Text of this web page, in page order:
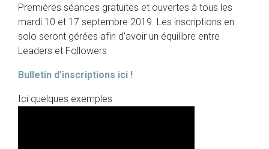
Premières séances gratuites et ouvertes à tous les
mardi 10 et 17 septembre 2019. Les inscriptions en
solo seront gérées afin d’avoir un équilibre entre
Leaders et Followers
Bulletin d’inscriptions ici !
Ici quelques exemples